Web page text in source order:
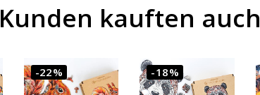
Kunden kauften auch
-22% -18%